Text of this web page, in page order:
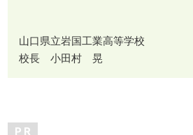
山口県立岩国工業高等学校
校長 小田村 晃
P R